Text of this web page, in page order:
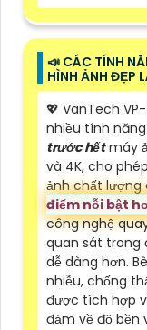
📣 CÁC TÍNH
HÌNH ẢNH ĐẸP
💖 VanTech
nhiều tính
trước hếtmáy
và 4K, cho
ảnh chất lượng
điểm nỗi bật
công nghệ
quan sát trong
dễ dàng hơn.
nhiễu, chống
được tích hợp
đảm về độ bền